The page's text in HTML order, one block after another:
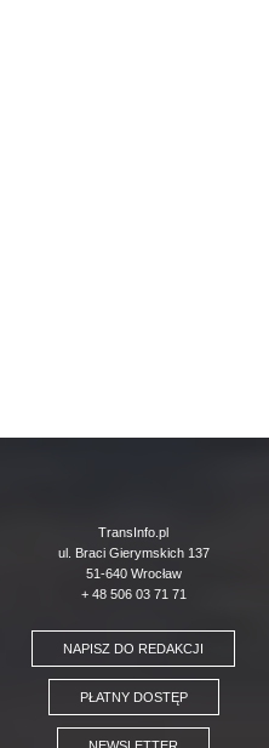
TransInfo.pl
ul. Braci Gierymskich 137
51-640 Wrocław
+ 48 506 03 71 71
NAPISZ DO REDAKCJI
PŁATNY DOSTĘP